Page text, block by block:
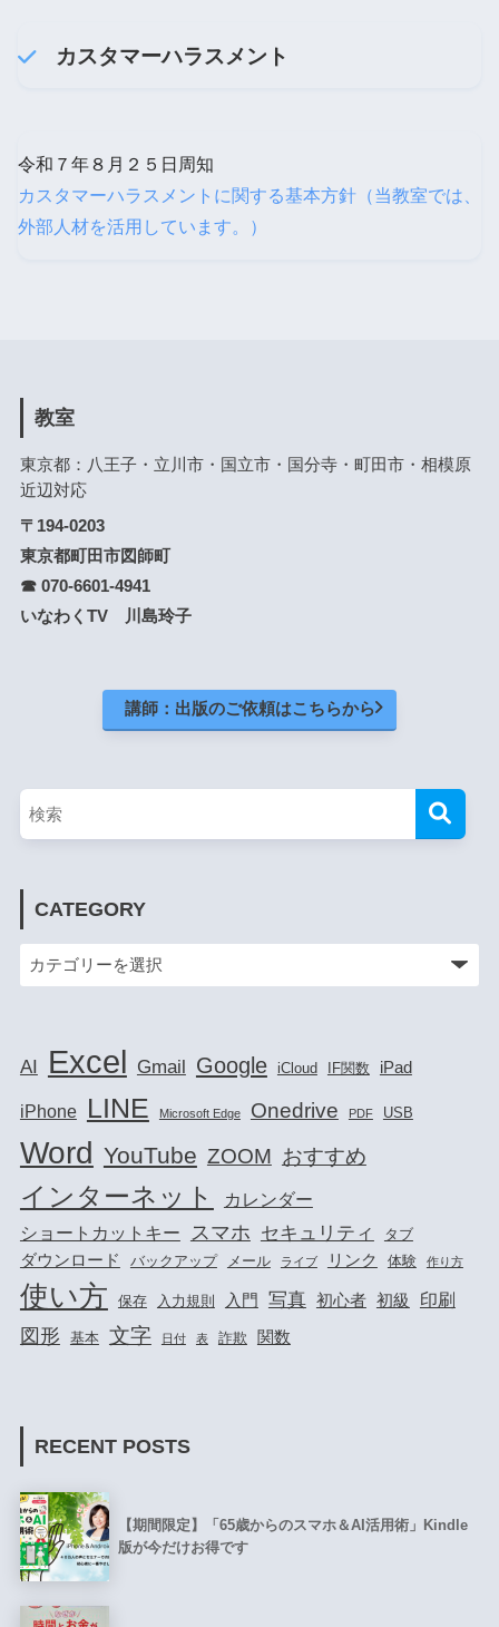
カスタマーハラスメント
令和７年８月２５日周知
カスタマーハラスメントに関する基本方針（当教室では、
外部人材を活用しています。）
教室
東京都：八王子・立川市・国立市・国分寺・町田市・相模原
近辺対応
〒194-0203
東京都町田市図師町
☎ 070-6601-4941
いなわくTV 川島玲子
講師：出版のご依頼はこちらから
CATEGORY
AI Excel Gmail Google iCloud IF関数 iPad
iPhone LINE Microsoft Edge Onedrive PDF USB
Word YouTube ZOOM おすすめ
インターネット
カレンダー
ショートカットキー
スマホ セキュリティ タブ
ダウンロード バックアップ メール ライブ リンク 体験 作り方
使い方 保存 入力規則 入門 写真 初心者 初級 印刷
図形 基本 文字 日付 表 詐欺 関数
RECENT POSTS
【期間限定】「65歳からのスマホ＆AI活用術」Kindle
版が今だけお得です